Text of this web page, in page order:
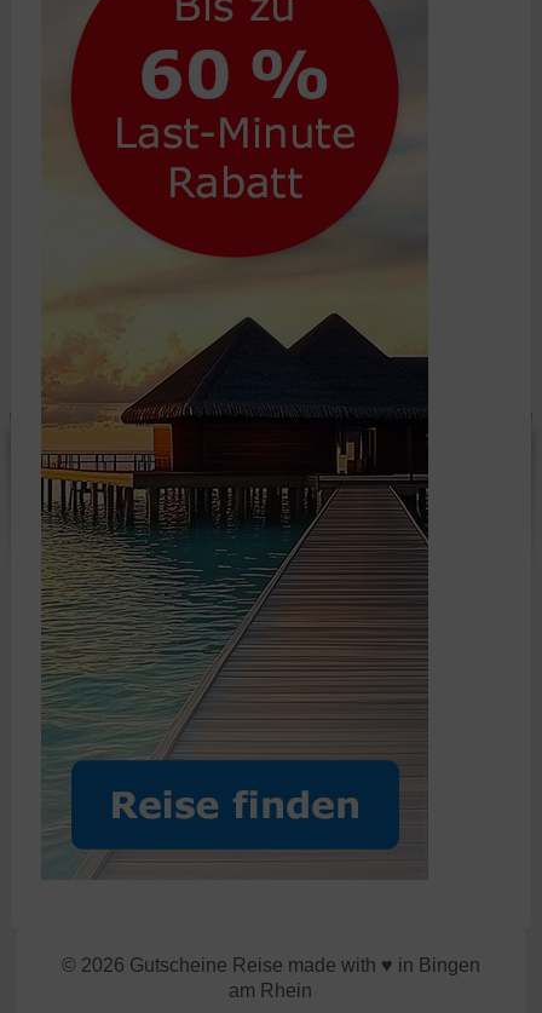
© 2026 Gutscheine Reise made with ♥ in Bingen
am Rhein